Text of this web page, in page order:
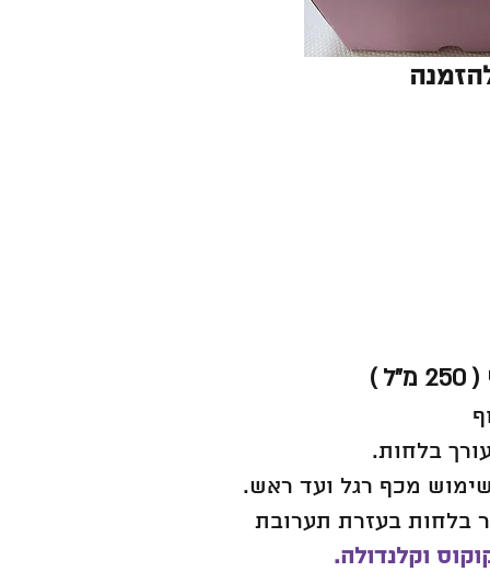
)
בלחות.
מכף רגל ועד ראש.
בלחות בעזרת תערובת
וקלנדולה.